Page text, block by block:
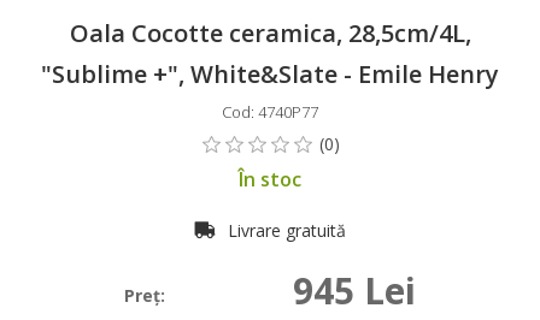
Oala Cocotte ceramica, 28,5cm/4L,
"Sublime +", White&Slate - Emile Henry
Cod: 4740P77
În stoc
Livrare gratuită
Preţ: 945 Lei